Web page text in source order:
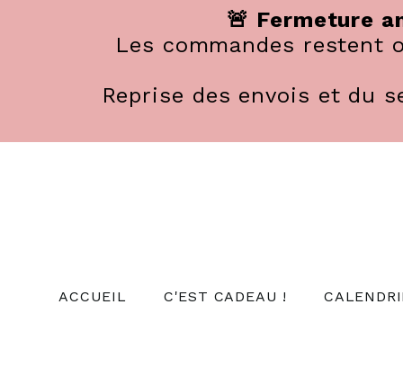
🚨 Fermeture
Les commandes restent
Reprise des envois et du
ACCUEIL C'EST CADEAU !